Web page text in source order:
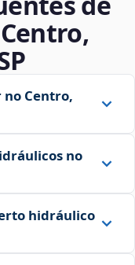
no Centro,
no
hidráulico